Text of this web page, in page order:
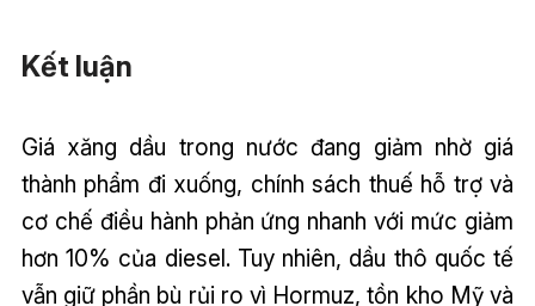
Kết luận
Giá xăng dầu trong nước đang giảm nhờ giá
thành phẩm đi xuống, chính sách thuế hỗ trợ và
cơ chế điều hành phản ứng nhanh với mức giảm
hơn 10% của diesel. Tuy nhiên, dầu thô quốc tế
vẫn giữ phần bù rủi ro vì Hormuz, tồn kho Mỹ và